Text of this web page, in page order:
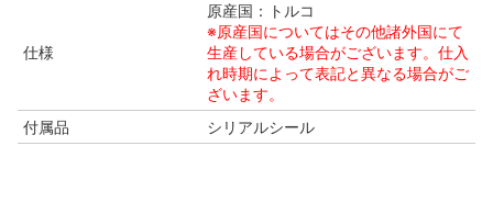
仕様
原産国：トルコ
※原産国についてはその他諸外国にて
生産している場合がございます。仕入
れ時期によって表記と異なる場合がご
ざいます。
付属品
シリアルシール